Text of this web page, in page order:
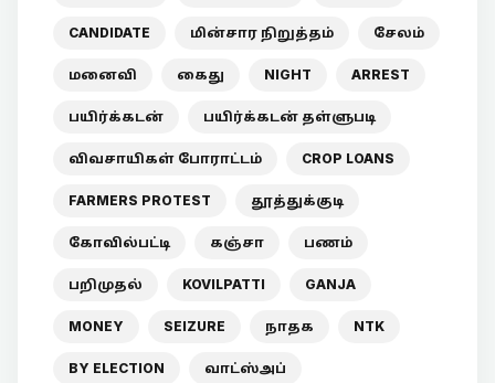
CANDIDATE மின்சார நிறுத்தம் சேலம்
மனைவி கைது NIGHT ARREST
பயிர்க்கடன் பயிர்க்கடன் தள்ளுபடி
விவசாயிகள் போராட்டம் CROP LOANS
FARMERS PROTEST தூத்துக்குடி
கோவில்பட்டி கஞ்சா பணம்
பறிமுதல் KOVILPATTI GANJA
MONEY SEIZURE நாதக NTK
BY ELECTION வாட்ஸ்அப்